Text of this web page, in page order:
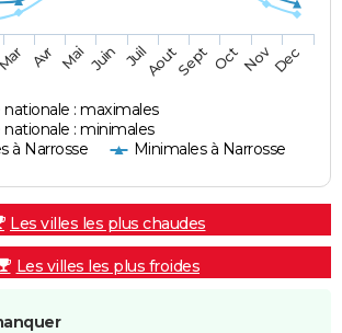
: maximales
: minimales
à Narrosse
Minimales à Narrosse
Avr Mai Juin JuilAoutSept OctNovDec
Les villes les plus chaudes
Les villes les plus froides